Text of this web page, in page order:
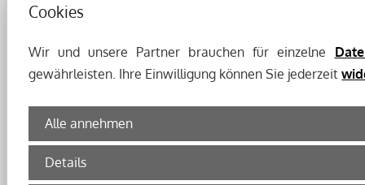
Cookies
Wir und unsere Partner brauchen für einzelne
gewährleisten. Ihre Einwilligung können Sie jederzeit
Alle annehmen
Details